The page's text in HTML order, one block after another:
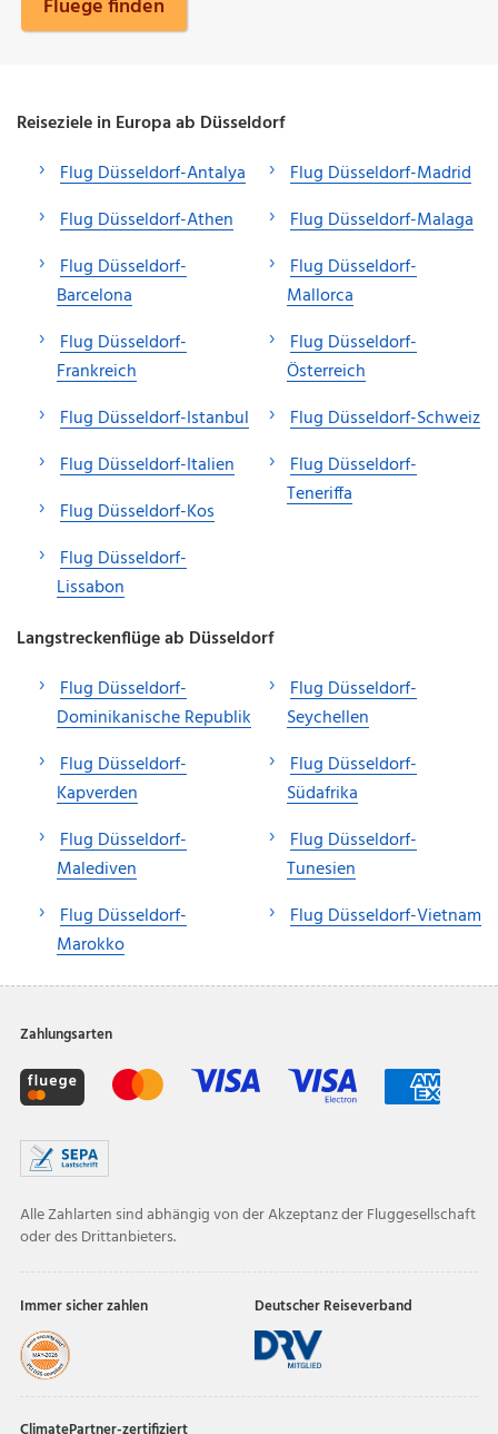
Fluege finden
Reiseziele in Europa ab Düsseldorf
Flug Düsseldorf-Antalya
Flug Düsseldorf-Athen
Flug Düsseldorf-
Barcelona
Flug Düsseldorf-
Frankreich
Flug Düsseldorf-Istanbul
Flug Düsseldorf-Italien
Flug Düsseldorf-Kos
Flug Düsseldorf-
Lissabon
Flug Düsseldorf-Madrid
Flug Düsseldorf-Malaga
Flug Düsseldorf-
Mallorca
Flug Düsseldorf-
Österreich
Flug Düsseldorf-Schweiz
Flug Düsseldorf-
Teneriffa
Langstreckenflüge ab Düsseldorf
Flug Düsseldorf-
Dominikanische Republik
Flug Düsseldorf-
Kapverden
Flug Düsseldorf-
Malediven
Flug Düsseldorf-
Marokko
Flug Düsseldorf-
Seychellen
Flug Düsseldorf-
Südafrika
Flug Düsseldorf-
Tunesien
Flug Düsseldorf-Vietnam